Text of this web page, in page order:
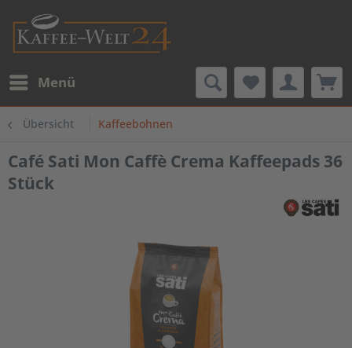
Menü
Übersicht Kaffeebohnen
Café Sati Mon Caffè Crema Kaffeepads 36
Stück